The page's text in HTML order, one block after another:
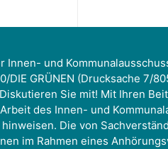
Innen- und
DIE GRÜNEN (Drucksache 7/
Sie mit! Mit Ihren
des Innen- und
Die von
im Rahmen eines